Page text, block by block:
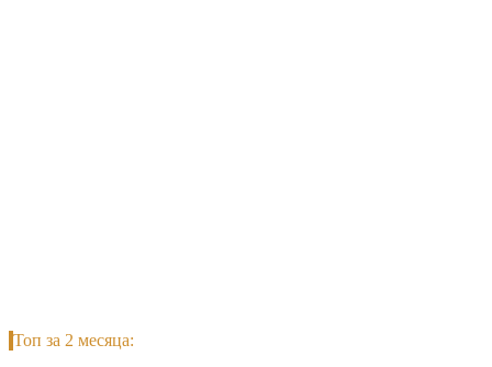
Топ за 2 месяца: